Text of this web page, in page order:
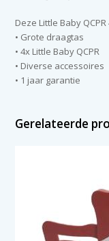
Deze Little Baby
• Grote draagtas
• 4x Little Baby QCPR
• Diverse accessoires
• 1 jaar garantie
Gerelateerde